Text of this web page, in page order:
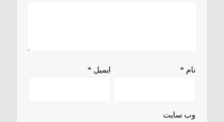
نام * ایمیل *
وب‌ سایت